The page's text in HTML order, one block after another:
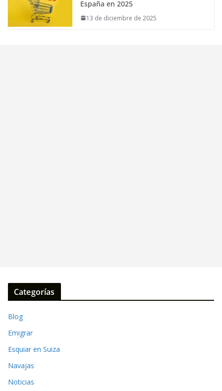
España en 2025
13 de diciembre de 2025
Categorías
Blog
Emigrar
Esquiar en Suiza
Navajas
Noticias